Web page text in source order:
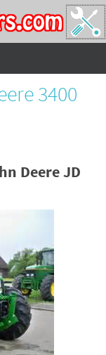
3400
Deere JD